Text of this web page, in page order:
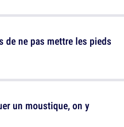
ne pas mettre les pieds
un moustique, on y